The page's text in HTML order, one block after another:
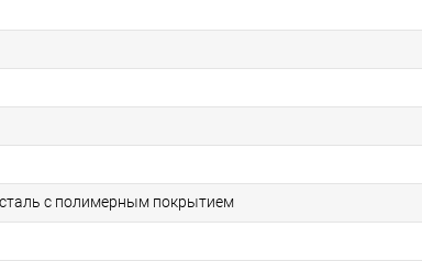
с полимерным покрытием